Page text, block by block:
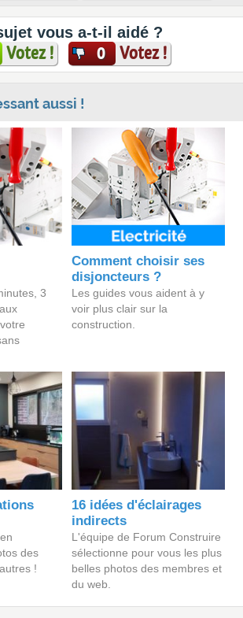
vous a-t-il aidé ?
Votez ! 0 Votez !
aussi !
3
Comment choisir ses
disjoncteurs ?
Les guides vous aident à y
voir plus clair sur la
construction.
des
!
16 idées d'éclairages
indirects
L'équipe de Forum Construire
sélectionne pour vous les plus
belles photos des membres et
du web.